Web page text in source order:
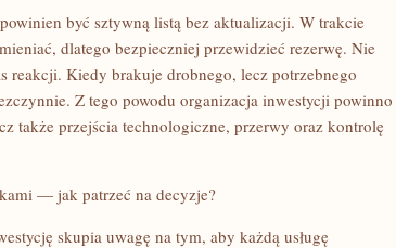
być sztywną listą bez aktualizacji. W trakcie
dlatego bezpieczniej przewidzieć rezerwę. Nie
reakcji. Kiedy brakuje drobnego, lecz potrzebnego
Z tego powodu organizacja inwestycji powinno
także przejścia technologiczne, przerwy oraz kontrolę
— jak patrzeć na decyzje?
skupia uwagę na tym, aby każdą usługę